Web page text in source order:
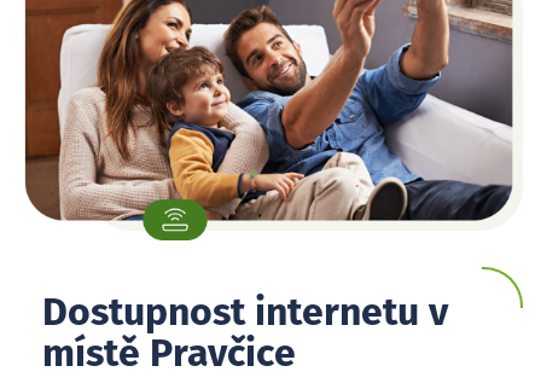
Dostupnost internetu v
místě Pravčice